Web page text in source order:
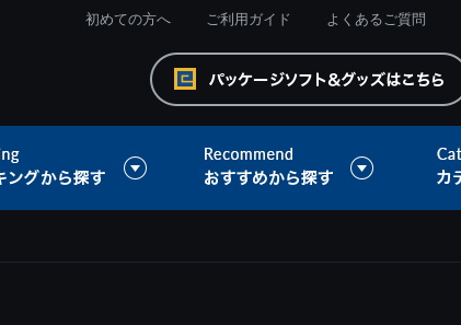
初めての方へ ご利用ガイド よくあるご質問